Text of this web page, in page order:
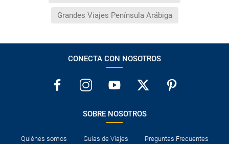
Grandes Viajes Península Arábiga
CONECTA CON NOSOTROS
SOBRE NOSOTROS
Quiénes somos Guías de Viajes Preguntas Frecuentes